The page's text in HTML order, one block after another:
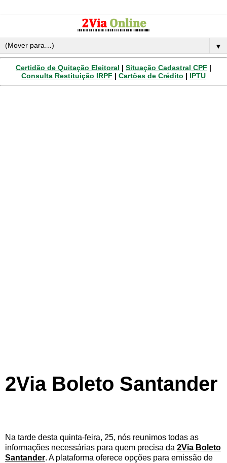
▼
Certidão de Quitação Eleitoral | Situação Cadastral CPF |
Consulta Restituição IRPF | Cartões de Crédito | IPTU
2Via Boleto Santander
Na tarde desta quinta-feira, 25, nós reunimos todas as
informações necessárias para quem precisa da 2Via Boleto
Santander. A plataforma oferece opções para emissão de